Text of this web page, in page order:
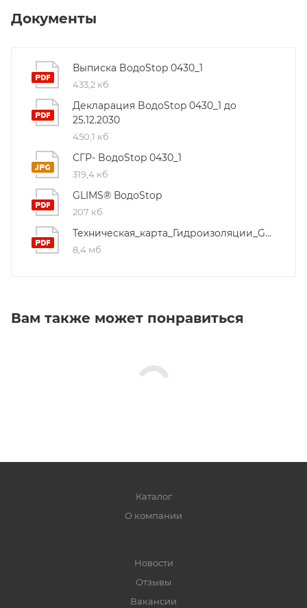
Документы
Выписка BодоStop 0430_1
433,2 кб
Декларация BодоStop 0430_1 до
25.12.2030
450,1 кб
СГР- BодоStop 0430_1
319,4 кб
GLIMS® ВодоStop
207 кб
Техническая_карта_Гидроизоляции_GLIMS_2021
8,4 мб
Вам также может понравиться
Каталог
О компании
Новости
Отзывы
Вакансии